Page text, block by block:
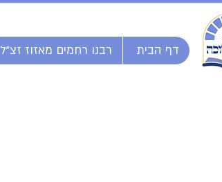
דף הבית רבנו רחמים מאזוז זצ"ל